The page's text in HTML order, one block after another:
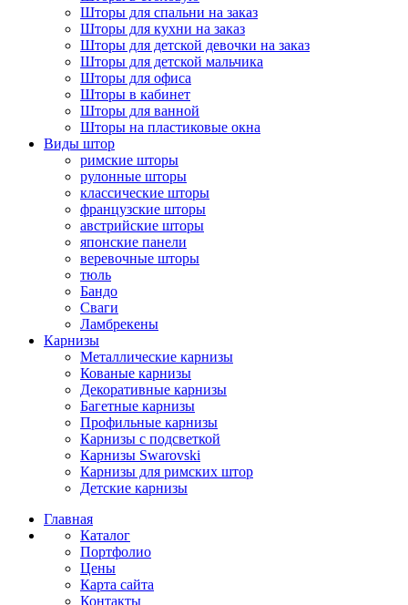
Шторы для спальни на заказ
Шторы для кухни на заказ
Шторы для детской девочки на заказ
Шторы для детской мальчика
Шторы для офиса
Шторы в кабинет
Шторы для ванной
Шторы на пластиковые окна
Виды штор
римские шторы
рулонные шторы
классические шторы
французские шторы
австрийские шторы
японские панели
веревочные шторы
тюль
Бандо
Сваги
Ламбрекены
Карнизы
Металлические карнизы
Кованые карнизы
Декоративные карнизы
Багетные карнизы
Профильные карнизы
Карнизы с подсветкой
Карнизы Swarovski
Карнизы для римских штор
Детские карнизы
Главная
Каталог
Портфолио
Цены
Карта сайта
Контакты